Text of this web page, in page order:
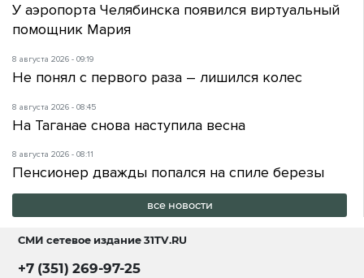
У аэропорта Челябинска появился виртуальный
помощник Мария
8 августа 2026 - 09:19
Не понял с первого раза – лишился колес
8 августа 2026 - 08:45
На Таганае снова наступила весна
8 августа 2026 - 08:11
Пенсионер дважды попался на спиле березы
все новости
СМИ сетевое издание31TV.RU
+7 (351) 269-97-25